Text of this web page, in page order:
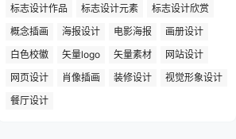
标志设计作品
标志设计元素
标志设计欣赏
概念插画
海报设计 电影海报
画册设计
白色校徽
矢量logo 矢量素材
网站设计
网页设计
肖像插画 装修设计
视觉形象设计
餐厅设计